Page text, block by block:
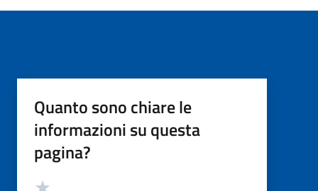
Quanto sono chiare le
informazioni su questa
pagina?
Valutazione